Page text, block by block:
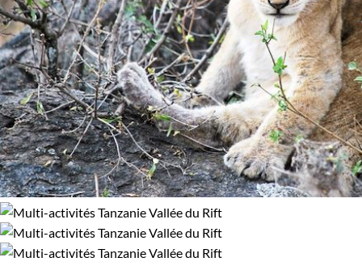
dessins animés ou dans les rêves…
Guide de voyage Vallée du Rift